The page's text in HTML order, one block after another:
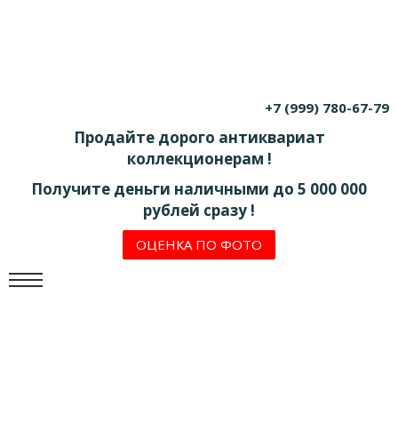
+7 (999) 780-67-79
Продайте дорого антиквариат
коллекционерам !
Получите деньги наличными до 5 000 000
рублей сразу !
ОЦЕНКА ПО ФОТО